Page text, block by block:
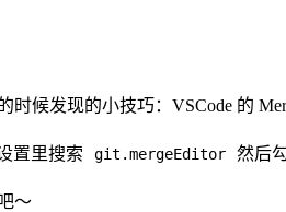
时候发现的小技巧：VSCode 的
置里搜索 git.mergeEditor 然后
～